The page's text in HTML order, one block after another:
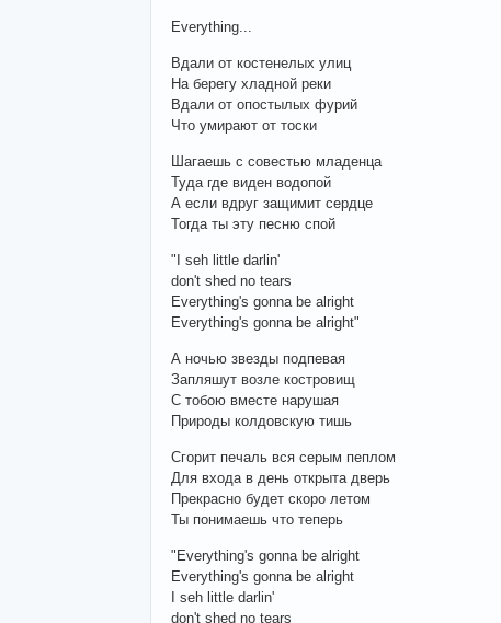
Everything...
Вдали от костенелых улиц
На берегу хладной реки
Вдали от опостылых фурий
Что умирают от тоски
Шагаешь с совестью младенца
Туда где виден водопой
А если вдруг защимит сердце
Тогда ты эту песню спой
"I seh little darlin'
don't shed no tears
Everything's gonna be alright
Everything's gonna be alright"
А ночью звезды подпевая
Запляшут возле костровищ
С тобою вместе нарушая
Природы колдовскую тишь
Сгорит печаль вся серым пеплом
Для входа в день открыта дверь
Прекрасно будет скоро летом
Ты понимаешь что теперь
"Everything's gonna be alright
Everything's gonna be alright
I seh little darlin'
don't shed no tears